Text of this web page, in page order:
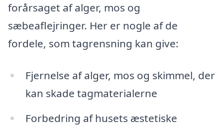
forårsaget af alger, mos og
sæbeaflejringer. Her er nogle af de
fordele, som tagrensning kan give:
Fjernelse af alger, mos og skimmel, der
kan skade tagmaterialerne
Forbedring af husets æstetiske